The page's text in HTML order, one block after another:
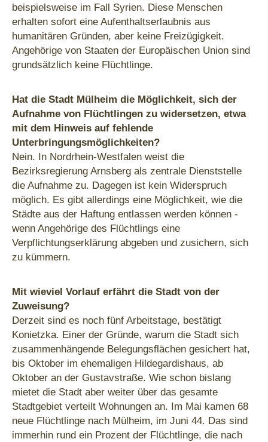
beispielsweise im Fall Syrien. Diese Menschen
erhalten sofort eine Aufenthaltserlaubnis aus
humanitären Gründen, aber keine Freizügigkeit.
Angehörige von Staaten der Europäischen Union sind
grundsätzlich keine Flüchtlinge.
Hat die Stadt Mülheim die Möglichkeit, sich der
Aufnahme von Flüchtlingen zu widersetzen, etwa
mit dem Hinweis auf fehlende
Unterbringungsmöglichkeiten?
Nein. In Nordrhein-Westfalen weist die
Bezirksregierung Arnsberg als zentrale Dienststelle
die Aufnahme zu. Dagegen ist kein Widerspruch
möglich. Es gibt allerdings eine Möglichkeit, wie die
Städte aus der Haftung entlassen werden können -
wenn Angehörige des Flüchtlings eine
Verpflichtungserklärung abgeben und zusichern, sich
zu kümmern.
Mit wieviel Vorlauf erfährt die Stadt von der
Zuweisung?
Derzeit sind es noch fünf Arbeitstage, bestätigt
Konietzka. Einer der Gründe, warum die Stadt sich
zusammenhängende Belegungsflächen gesichert hat,
bis Oktober im ehemaligen Hildegardishaus, ab
Oktober an der Gustavstraße. Wie schon bislang
mietet die Stadt aber weiter über das gesamte
Stadtgebiet verteilt Wohnungen an. Im Mai kamen 68
neue Flüchtlinge nach Mülheim, im Juni 44. Das sind
immerhin rund ein Prozent der Flüchtlinge, die nach